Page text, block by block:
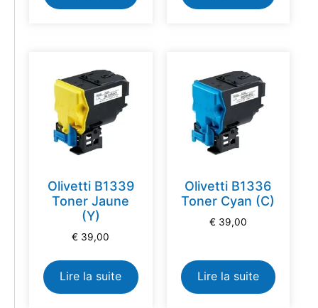
Olivetti B1339
Toner Jaune
(Y)
€ 39,00
Lire la suite
Olivetti B1336
Toner Cyan (C)
€ 39,00
Lire la suite